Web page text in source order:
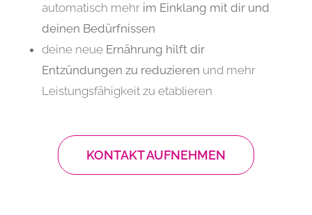
automatisch mehr im Einklang mit dir und
deinen Bedürfnissen
deine neue Ernährung hilft dir
Entzündungen zu reduzieren und mehr
Leistungsfähigkeit zu etablieren
KONTAKT AUFNEHMEN